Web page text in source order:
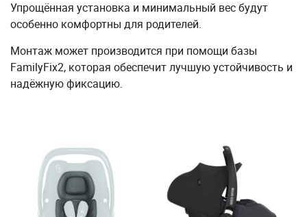
Упрощённая установка и минимальный вес будут
особенно комфортны для родителей.
Монтаж может производится при помощи базы
FamilyFix2, которая обеспечит лучшую устойчивость и
надёжную фиксацию.